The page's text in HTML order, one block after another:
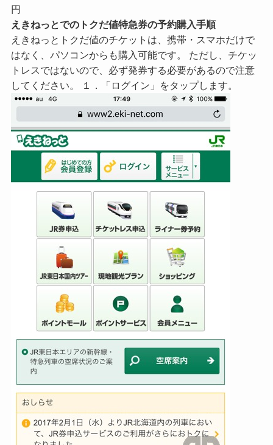
円
えきねっとでのトクだ値特急券の予約購入手順
えきねっとトクだ値のチケットは、携帯・スマホだけで
はなく、パソコンからも購入可能です。 ただし、チケッ
トレスではないので、必ず発券する必要があるので注意
してください。 １．「ログイン」をタップします。